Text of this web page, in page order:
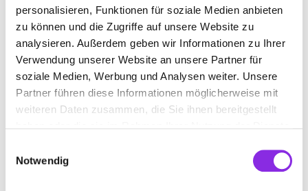
personalisieren, Funktionen für soziale Medien anbieten
zu können und die Zugriffe auf unsere Website zu
analysieren. Außerdem geben wir Informationen zu Ihrer
Verwendung unserer Website an unsere Partner für
soziale Medien, Werbung und Analysen weiter. Unsere
Partner führen diese Informationen möglicherweise mit
weiteren Daten zusammen, die Sie ihnen bereitgestellt
Notwendig
COMPUTERSERVICE
Suchen nach